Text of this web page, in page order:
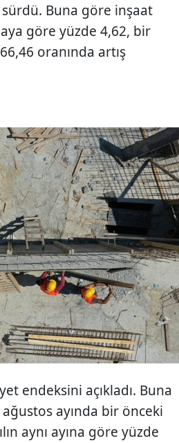
Buna göre inşaat
göre yüzde 4,62, bir
oranında artış
endeksini açıkladı. Buna
ayında bir önceki
aynı ayına göre yüzde